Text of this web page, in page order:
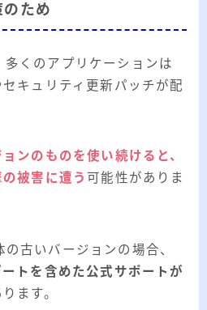
ため
くのアプリケーションは
キュリティ更新パッチが配
ンのものを使い続けると、
被害に遭う可能性がありま
古いバージョンの場合、
トを含めた公式サポートが
ます。